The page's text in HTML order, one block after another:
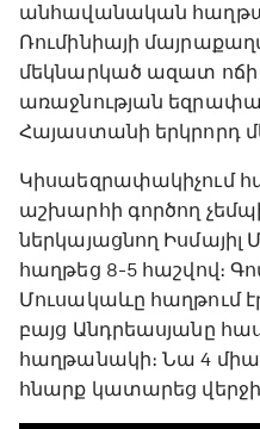
անհավանական
Ռումինիայի
մեկնարկած ազատ
առաջնության
Հայաստանի երկրորդ
Կիսաեզրափակիչում
աշխարհի գործող
ներկայացնող
հաղթեց 8-5 հաշվով։
Մուսակաևը հաղթում
բայց Անդրեասյանը
հաղթանակի։ Նա 4
հնարք կատարեց